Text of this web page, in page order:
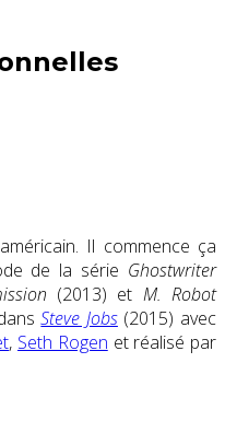
Il commence ça
de la série Ghostwriter
(2013) et M. Robot
Steve Jobs(2015) avec
, Seth Rogen et réalisé par